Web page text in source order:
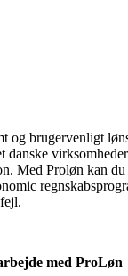
og brugervenligt
danske
Med Proløn kan
med ProLøn